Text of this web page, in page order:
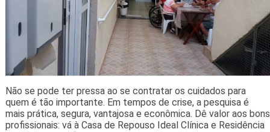
Não se pode ter pressa ao se contratar os cuidados para
quem é tão importante. Em tempos de crise, a pesquisa é
mais prática, segura, vantajosa e econômica. Dê valor aos bons
profissionais: vá à Casa de Repouso Ideal Clínica e Residência